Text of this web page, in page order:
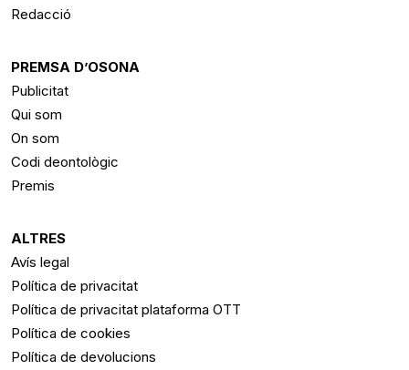
Redacció
PREMSA D’OSONA
Publicitat
Qui som
On som
Codi deontològic
Premis
ALTRES
Avís legal
Política de privacitat
Política de privacitat plataforma OTT
Política de cookies
Política de devolucions